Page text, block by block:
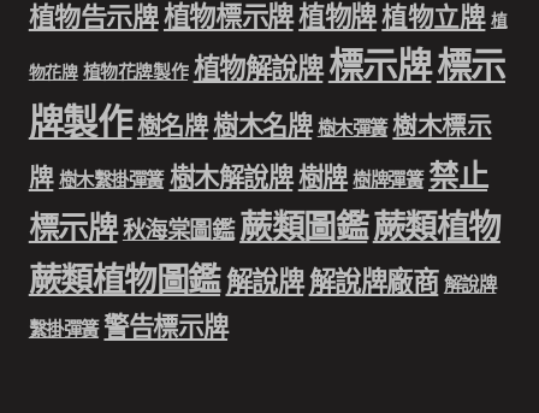
植物告示牌植物標示牌植物牌植物立牌 植
物花牌 植物花牌製作 植物解說牌 標示牌標示
牌製作樹名牌樹木名牌 樹木彈簧 樹木標示
牌 樹木繫掛彈簧 樹木解說牌樹牌 樹牌彈簧 禁止
標示牌 秋海棠圖鑑 蕨類圖鑑蕨類植物
蕨類植物圖鑑解說牌解說牌廠商 解說牌
繫掛彈簧 警告標示牌